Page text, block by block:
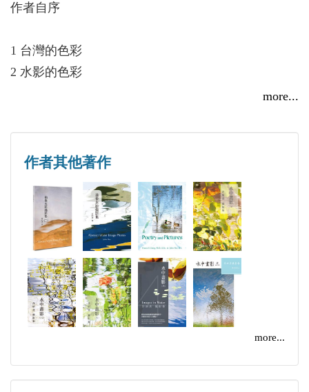
(Baseball Hall of Fame)收存。
在台灣曾得了1次台北攝影沙龍影展特獎。在美國曾
術家年會時得到的最佳攝影獎（「迷宮」照片）。也
曾在美國一共舉行了15次個人攝影展。在台灣《聯合
線上》電子書（藝術設計）出版一本《美的畫面》攝
影集，獵海人出版社出版《水中畫影》第一集。
E-mail址：hsujau@comcast.net
作者自序
1 台灣的色彩
2 水影的色彩
5 樹的形象
6 水草
8 湖景圖畫
9 夏天景致
10 夢幻野景
11 港岸晨景
12 船埠景色
13 海市蜃樓
14 海濱畫面
more...
作者其他著作
more...